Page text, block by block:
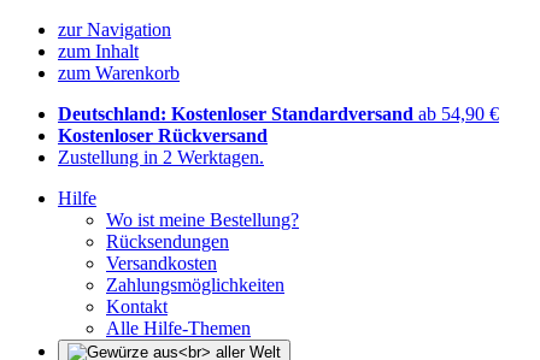
zur Navigation
zum Inhalt
zum Warenkorb
Deutschland: Kostenloser Standardversand ab 54,90 €
Kostenloser Rückversand
Zustellung in 2 Werktagen.
Hilfe
Wo ist meine Bestellung?
Rücksendungen
Versandkosten
Zahlungsmöglichkeiten
Kontakt
Alle Hilfe-Themen